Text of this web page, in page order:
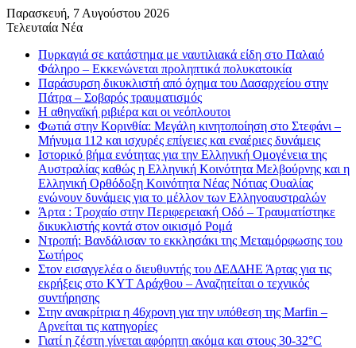
Παρασκευή, 7 Αυγούστου 2026
Τελευταία Νέα
Πυρκαγιά σε κατάστημα με ναυτιλιακά είδη στο Παλαιό
Φάληρο – Εκκενώνεται προληπτικά πολυκατοικία
Παράσυρση δικυκλιστή από όχημα του Δασαρχείου στην
Πάτρα – Σοβαρός τραυματισμός
Η αθηναϊκή ριβιέρα και οι νεόπλουτοι
Φωτιά στην Κορινθία: Μεγάλη κινητοποίηση στο Στεφάνι –
Μήνυμα 112 και ισχυρές επίγειες και εναέριες δυνάμεις
Ιστορικό βήμα ενότητας για την Ελληνική Ομογένεια της
Αυστραλίας καθώς η Ελληνική Κοινότητα Μελβούρνης και η
Ελληνική Ορθόδοξη Κοινότητα Νέας Νότιας Ουαλίας
ενώνουν δυνάμεις για το μέλλον των Ελληνοαυστραλών
Άρτα : Τροχαίο στην Περιφερειακή Οδό – Τραυματίστηκε
δικυκλιστής κοντά στον οικισμό Ρομά
Ντροπή: Βανδάλισαν το εκκλησάκι της Μεταμόρφωσης του
Σωτήρος
Στον εισαγγελέα ο διευθυντής του ΔΕΔΔΗΕ Άρτας για τις
εκρήξεις στο ΚΥΤ Αράχθου – Αναζητείται ο τεχνικός
συντήρησης
Στην ανακρίτρια η 46χρονη για την υπόθεση της Marfin –
Αρνείται τις κατηγορίες
Γιατί η ζέστη γίνεται αφόρητη ακόμα και στους 30-32°C